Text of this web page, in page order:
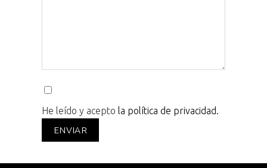
He leído y acepto la política de privacidad.